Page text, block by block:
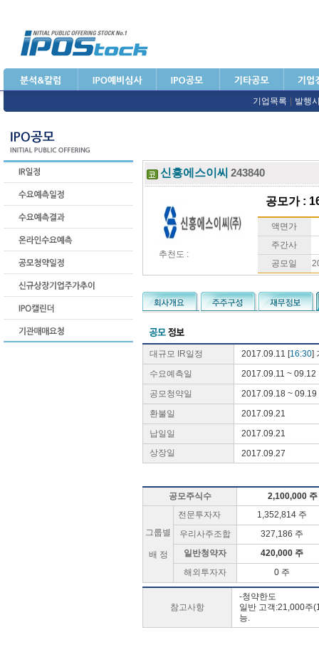
기업목록 발행
신흥에스이씨 243840
추천도 :
공모가 :
액면가
주간사
공모일
대규모 IR일정 2017.09.11 [16:30]
수요예측일
2017.09.11 ~ 09.12
공모청약일
2017.09.18 ~ 09.19
환불일
2017.09.21
납일일
2017.09.21
상장일
2017.09.27
공모주식수 2,100,000
그룹별
배 정
전문투자자
1,352,814 주
우리사주조합
327,186 주
일반청약자
420,000 주
해외투자자
0 주
참고사항
-청약한도
일반 고객:21,000주
능.